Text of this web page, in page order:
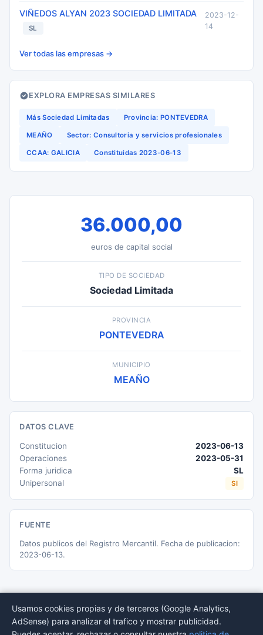
VIÑEDOS ALYAN 2023 SOCIEDAD LIMITADA
SL
2023-12-
14
Ver todas las empresas →
EXPLORA EMPRESAS SIMILARES
Más Sociedad Limitadas Provincia: PONTEVEDRA
MEAÑO Sector: Consultoria y servicios profesionales
CCAA: GALICIA Constituidas 2023-06-13
36.000,00
euros de capital social
TIPO DE SOCIEDAD
Sociedad Limitada
PROVINCIA
PONTEVEDRA
MUNICIPIO
MEAÑO
DATOS CLAVE
Constitucion
2023-06-13
Operaciones
2023-05-31
Forma juridica
SL
Unipersonal
SI
FUENTE
Datos publicos del Registro Mercantil. Fecha de publicacion:
2023-06-13.
© 2026 BORMEDirectorio — Datos publicos del Registro Mercantil
Usamos cookies propias y de terceros (Google Analytics,
AdSense) para analizar el trafico y mostrar publicidad.